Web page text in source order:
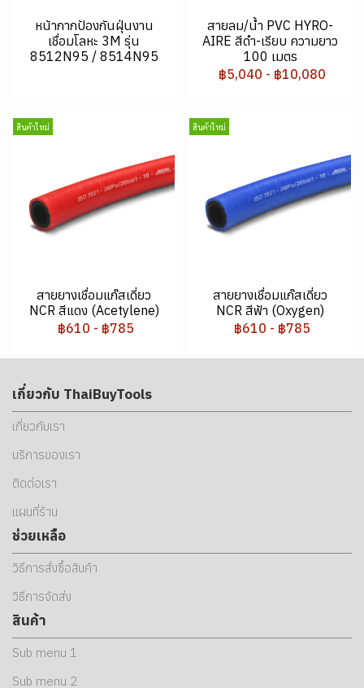
หน้ากากป้องกันฝุ่นงาน
เชื่อมโลหะ 3M รุ่น
8512N95 / 8514N95
สายลม/น้ำ PVC HYRO-
AIRE สีดำ-เรียบ ความยาว
100 เมตร
฿5,040 - ฿10,080
สินค้าใหม่
สายยางเชื่อมแก๊สเดี่ยว
NCR สีแดง (Acetylene)
฿610 - ฿785
สินค้าใหม่
สายยางเชื่อมแก๊สเดี่ยว
NCR สีฟ้า (Oxygen)
฿610 - ฿785
เกี่ยวกับ ThaiBuyTools
เกี่ยวกับเรา
บริการของเรา
ติดต่อเรา
แผนที่ร้าน
ช่วยเหลือ
วิธีการสั่งซื้อสินค้า
วิธีการจัดส่ง
สินค้า
Sub menu 1
Sub menu 2